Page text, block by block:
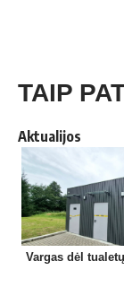
TAIP
Aktualijos
Vargas dėl tualetų